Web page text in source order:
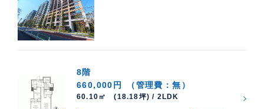
8階
660,000円
（管理費：無）
60.10㎡ (18.18坪) / 2LDK